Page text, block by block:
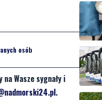
osób
Wasze sygnały i
.